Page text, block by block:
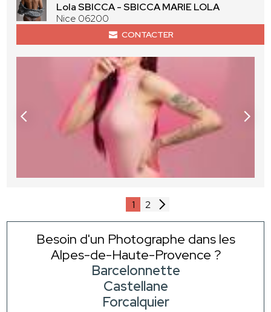
Lola SBICCA - SBICCA MARIE LOLA
Nice 06200
CONTACTER
1 2
Besoin d'un Photographe dans les
Alpes-de-Haute-Provence ?
Barcelonnette
Castellane
Forcalquier